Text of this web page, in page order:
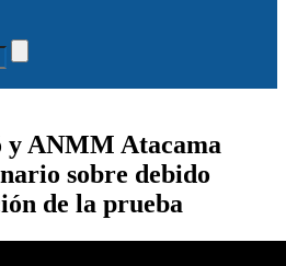
y ANMM Atacama
sobre debido
de la prueba